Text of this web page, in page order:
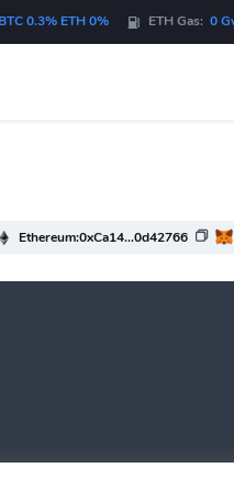
BTC 0.3% ETH 0% ETH Gas: 0
Ethereum:0xCa14...0d42766